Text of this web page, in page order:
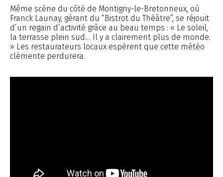
Même scène du côté de Montigny-le-Bretonneux, où
Franck Launay, gérant du “Bistrot du Théâtre”, se réjouit
d’un regain d’activité grâce au beau temps : « Le soleil,
la terrasse plein sud… Il y a clairement plus de monde.
» Les restaurateurs locaux espèrent que cette météo
clémente perdurera.